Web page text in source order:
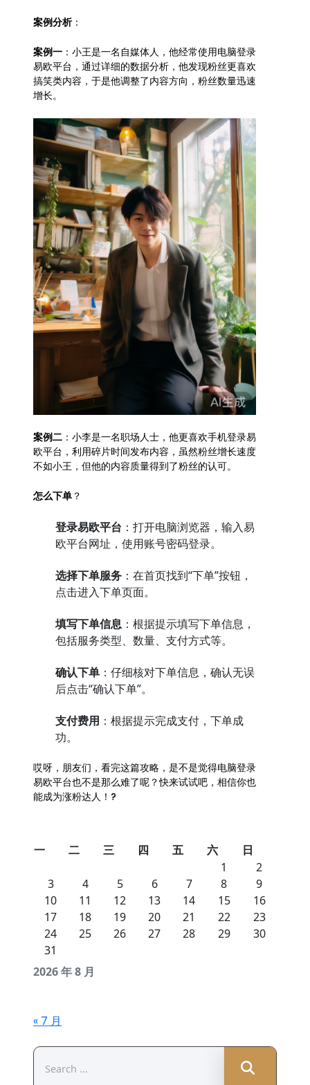
案例分析：
案例一 ：小王是一名自媒体人，他经常使用电脑登录
易欧平台，通过详细的数据分析，他发现粉丝更喜欢
搞笑类内容，于是他调整了内容方向，粉丝数量迅速
增长。
案例二 ：小李是一名职场人士，他更喜欢手机登录易
欧平台，利用碎片时间发布内容，虽然粉丝增长速度
不如小王，但他的内容质量得到了粉丝的认可。
怎么下单 ？
登录易欧平台 ：打开电脑浏览器，输入易
欧平台网址，使用账号密码登录。
选择下单服务 ：在首页找到“下单”按钮，
点击进入下单页面。
填写下单信息 ：根据提示填写下单信息，
包括服务类型、数量、支付方式等。
确认下单 ：仔细核对下单信息，确认无误
后点击“确认下单”。
支付费用 ：根据提示完成支付，下单成
功。
哎呀，朋友们，看完这篇攻略，是不是觉得电脑登录
易欧平台也不是那么难了呢？快来试试吧，相信你也
能成为涨粉达人！?
2026 年 8 月
一 二 三 四 五 六
日
1
2
3
4 5 6 7 8
9
10
11 12 13 14 15
16
17
18 19 20 21 22
23
24
25 26 27 28 29
30
31
« 7 月
for: